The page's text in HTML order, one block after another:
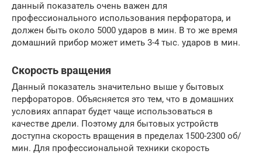
данный показатель очень важен для
профессионального использования перфоратора, и
должен быть около 5000 ударов в мин. В то же время
домашний прибор может иметь 3-4 тыс. ударов в мин.
Скорость вращения
Данный показатель значительно выше у бытовых
перфораторов. Объясняется это тем, что в домашних
условиях аппарат будет чаще использоваться в
качестве дрели. Поэтому для бытовых устройств
доступна скорость вращения в пределах 1500-2300 об/
мин. Для профессиональной техники скорость